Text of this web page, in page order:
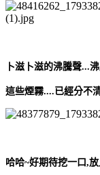
卜滋卜滋的沸騰聲...
這些煙霧....已經分不
哈哈~好期待挖一口,